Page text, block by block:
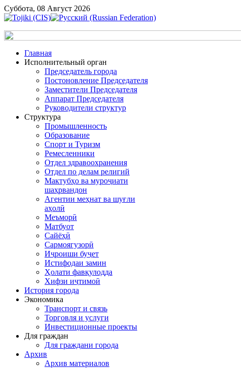
Суббота, 08 Август 2026
Главная
Исполнительный орган
Председатель города
Постоновление Председателя
Заместители Председателя
Аппарат Председателя
Руководители структур
Структура
Промышленность
Образование
Спорт и Туризм
Ремесленники
Отдел здравоохранения
Отдел по делам религий
Мактубҳо ва муроҷиати
шаҳрвандон
Агентии меҳнат ва шуғли
аҳолӣ
Меъморӣ
Матбуот
Сайёҳӣ
Сармоягузорӣ
Иҷроиши буҷет
Истифодаи замин
Ҳолати фавқулодда
Хифзи иҷтимоӣ
История города
Экономика
Транспорт и связь
Торговля и услуги
Инвестиционные проекты
Для граждан
Для граждани города
Архив
Архив материалов